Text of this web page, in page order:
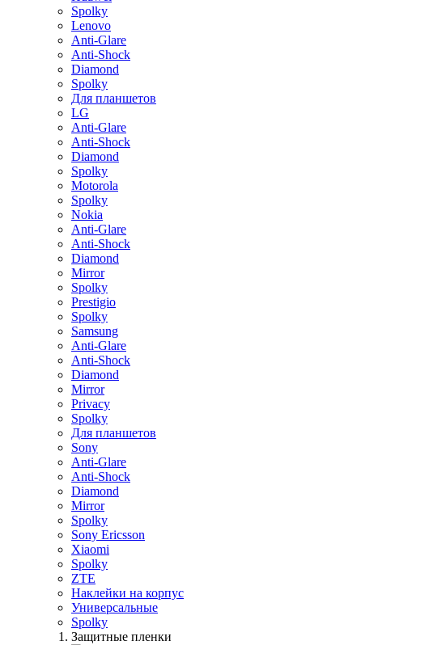
Spolky
Lenovo
Anti-Glare
Anti-Shock
Diamond
Spolky
Для планшетов
LG
Anti-Glare
Anti-Shock
Diamond
Spolky
Motorola
Spolky
Nokia
Anti-Glare
Anti-Shock
Diamond
Mirror
Spolky
Prestigio
Spolky
Samsung
Anti-Glare
Anti-Shock
Diamond
Mirror
Privacy
Spolky
Для планшетов
Sony
Anti-Glare
Anti-Shock
Diamond
Mirror
Spolky
Sony Ericsson
Xiaomi
Spolky
ZTE
Наклейки на корпус
Универсальные
Spolky
Защитные пленки